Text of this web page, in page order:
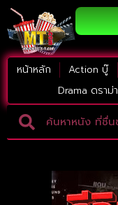
หน้าหลัก Action บู๊
Drama ดราม่า